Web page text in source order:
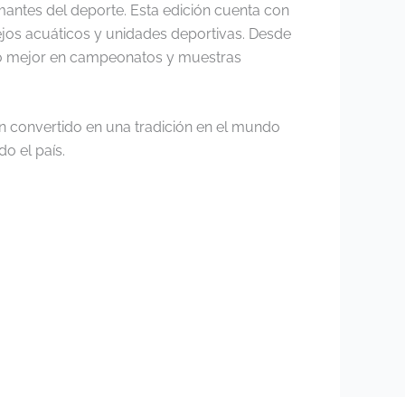
del deporte. Esta edición cuenta con
acuáticos y unidades deportivas. Desde
en campeonatos y muestras
convertido en una tradición en el mundo
el país.